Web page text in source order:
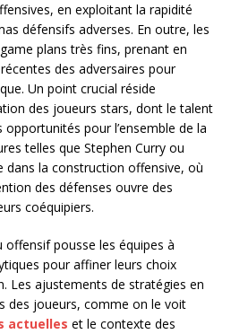
en exploitant la rapidité
défensifs adverses. En outre, les
plans très fins, prenant en
des adversaires pour
Un point crucial réside
des joueurs stars, dont le talent
pour l’ensemble de la
telles que Stephen Curry ou
dans la construction offensive, où
des défenses ouvre des
coéquipiers.
pousse les équipes à
pour affiner leurs choix
Les ajustements de stratégies en
des joueurs, comme on le voit
actuelles et le contexte des